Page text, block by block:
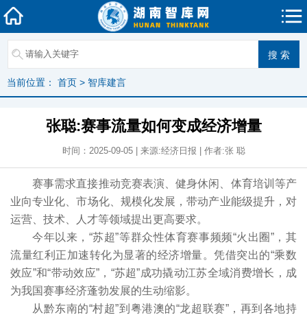
当前位置： 首页 > 智库建言
张聪:赛事流量如何变成经济增量
时间：2025-09-05 | 来源:经济日报 | 作者:张 聪
赛事需求直接推动竞赛表演、健身休闲、体育培训等产
业向专业化、市场化、规模化发展，带动产业能级提升，对
运营、技术、人才等领域提出更高要求。
今年以来，“苏超”等群众性体育赛事频频“火出圈”，其
流量红利正加速转化为显著的经济增量。凭借突出的“乘数
效应”和“带动效应”，“苏超”成功撬动江苏全域消费增长，成
为我国赛事经济蓬勃发展的生动缩影。
从黔东南的“村超”到粤港澳的“龙超联赛”，再到各地持